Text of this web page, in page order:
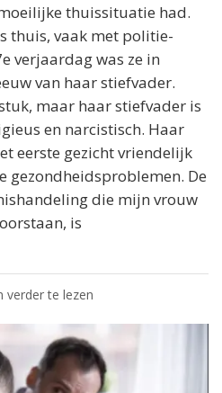
thuissituatie had.
thuis, vaak met politie-
verjaardag was ze in
van haar stiefvader.
maar haar stiefvader is
en narcistisch. Haar
eerste gezicht vriendelijk
gezondheidsproblemen. De
die mijn vrouw
is
verder te lezen